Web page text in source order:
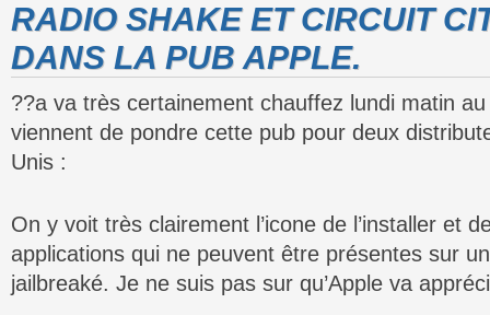
RADIO SHAKE ET CIRCUIT
DANS LA PUB APPLE.
??a va très certainement chauffez lundi matin
viennent de pondre cette pub pour deux
Unis :
On y voit très clairement l’icone de l’installer et
applications qui ne peuvent être présentes sur
jailbreaké. Je ne suis pas sur qu’Apple va